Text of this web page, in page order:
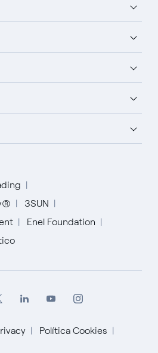
3SUN
Enel Foundation
Política Cookies